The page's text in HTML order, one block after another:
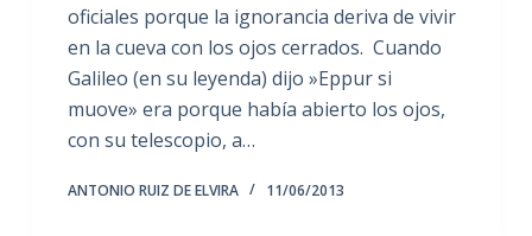
oficiales porque la ignorancia deriva de vivir
en la cueva con los ojos cerrados. Cuando
Galileo (en su leyenda) dijo »Eppur si
muove» era porque había abierto los ojos,
con su telescopio, a…
ANTONIO RUIZ DE ELVIRA 11/06/2013